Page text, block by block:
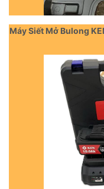
Máy Siết Mở Bulong